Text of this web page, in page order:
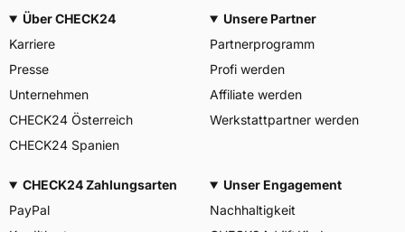
Über CHECK24
Karriere
Presse
Unternehmen
CHECK24 Österreich
CHECK24 Spanien
Unsere Partner
Partnerprogramm
Profi werden
Affiliate werden
Werkstattpartner werden
CHECK24 Zahlungsarten
PayPal
Unser Engagement
Nachhaltigkeit